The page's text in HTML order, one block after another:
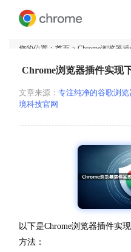
您的位置： 首页 > Chrome浏览器
Chrome浏览器插件实现
文章来源： 专注纯净的谷歌浏
境科技官网
以下是Chrome浏览器插件实
方法：